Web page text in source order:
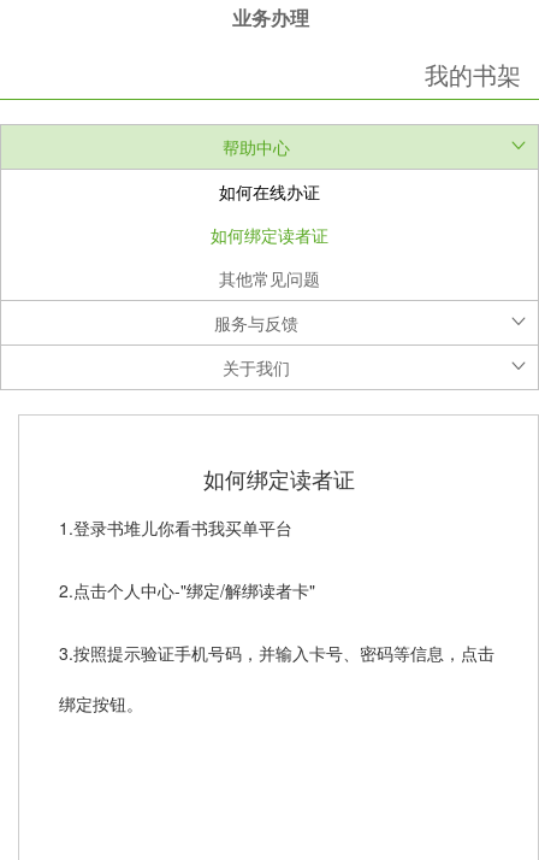
业务办理
我的书架
帮助中心
如何在线办证
如何绑定读者证
其他常见问题
服务与反馈
在线客服
关于我们
关于青果
联系我们
如何绑定读者证
1.登录书堆儿你看书我买单平台
2.点击个人中心-"绑定/解绑读者卡"
3.按照提示验证手机号码，并输入卡号、密码等信息，点击
绑定按钮。